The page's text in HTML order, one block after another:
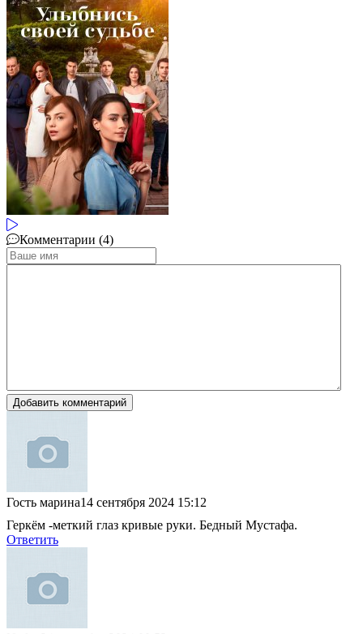
Комментарии (4)
Добавить комментарий
Гость марина14 сентября 2024 15:12
Геркём -меткий глаз кривые руки. Бедный Мустафа.
Ответить